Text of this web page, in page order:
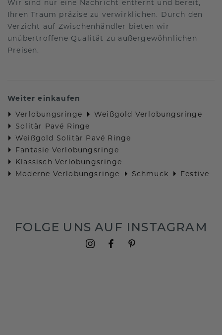
Wir sind nur eine Nachricht entfernt und bereit,
Ihren Traum präzise zu verwirklichen. Durch den
Verzicht auf Zwischenhändler bieten wir
unübertroffene Qualität zu außergewöhnlichen
Preisen.
Weiter einkaufen
Verlobungsringe
Weißgold Verlobungsringe
Solitär Pavé Ringe
Weißgold Solitär Pavé Ringe
Fantasie Verlobungsringe
Klassisch Verlobungsringe
Moderne Verlobungsringe
Schmuck Festive
FOLGE UNS AUF INSTAGRAM